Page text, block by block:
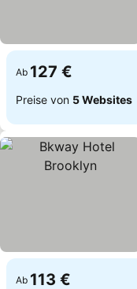
Ab 127 €
Preise von 5 Websites
Ab 113 €